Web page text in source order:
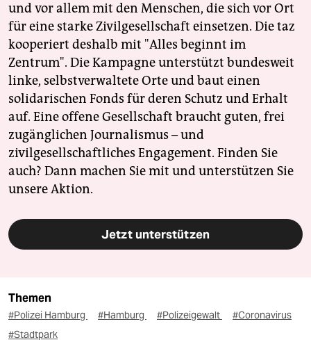
und vor allem mit den Menschen, die sich vor Ort
für eine starke Zivilgesellschaft einsetzen. Die taz
kooperiert deshalb mit "Alles beginnt im
Zentrum". Die Kampagne unterstützt bundesweit
linke, selbstverwaltete Orte und baut einen
solidarischen Fonds für deren Schutz und Erhalt
auf. Eine offene Gesellschaft braucht guten, frei
zugänglichen Journalismus – und
zivilgesellschaftliches Engagement. Finden Sie
auch? Dann machen Sie mit und unterstützen Sie
unsere Aktion.
Jetzt unterstützen
Themen
#Polizei Hamburg #Hamburg #Polizeigewalt
#Coronavirus
#Stadtpark